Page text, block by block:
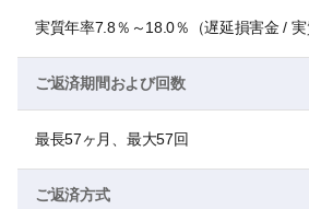
実質年率7.8％～18.0％（遅延損害金 / 実
ご返済期間および回数
最長57ヶ月、最大57回
ご返済方式